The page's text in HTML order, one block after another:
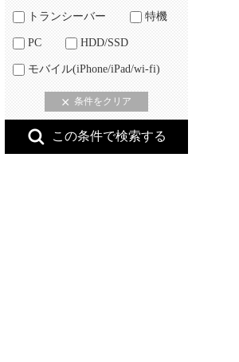
トランシーバー 特機
PC HDD/SSD
モバイル(iPhone/iPad/wi-fi)